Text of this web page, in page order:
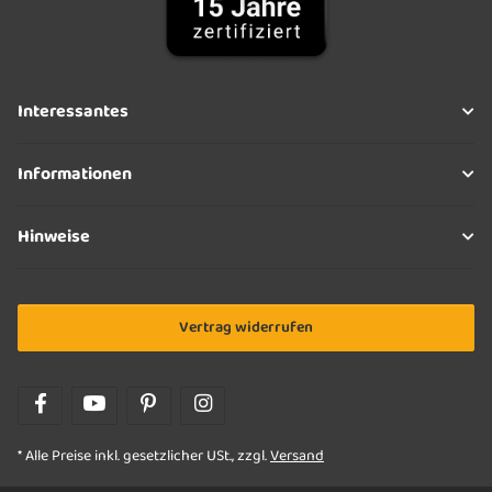
Interessantes
Informationen
Hinweise
Vertrag widerrufen
* Alle Preise inkl. gesetzlicher USt., zzgl.Versand